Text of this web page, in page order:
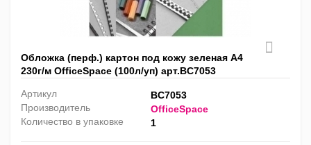
Обложка (перф.) картон под кожу зеленая А4
230г/м OfficeSpace (100л/уп) арт.BC7053
Артикул
BC7053
Производитель
OfficeSpace
Количество в упаковке
1